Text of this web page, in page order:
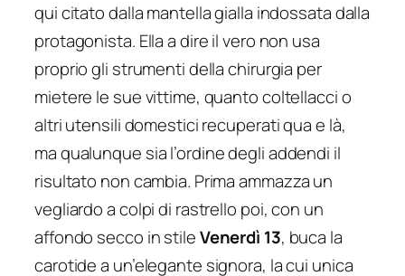
qui citato dalla mantella gialla indossata dalla
protagonista. Ella a dire il vero non usa
proprio gli strumenti della chirurgia per
mietere le sue vittime, quanto coltellacci o
altri utensili domestici recuperati qua e là,
ma qualunque sia l’ordine degli addendi il
risultato non cambia. Prima ammazza un
vegliardo a colpi di rastrello poi, con un
affondo secco in stileVenerdì 13, buca la
carotide a un’elegante signora, la cui unica